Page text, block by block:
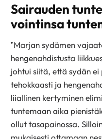
Sairauden
vointinsa
”Marjan sydämen
hengenahdistusta
johtui siitä, että sydän
tehokkaasti ja
liiallinen kertyminen
tuntemaan aika
ollut tasapainossa.